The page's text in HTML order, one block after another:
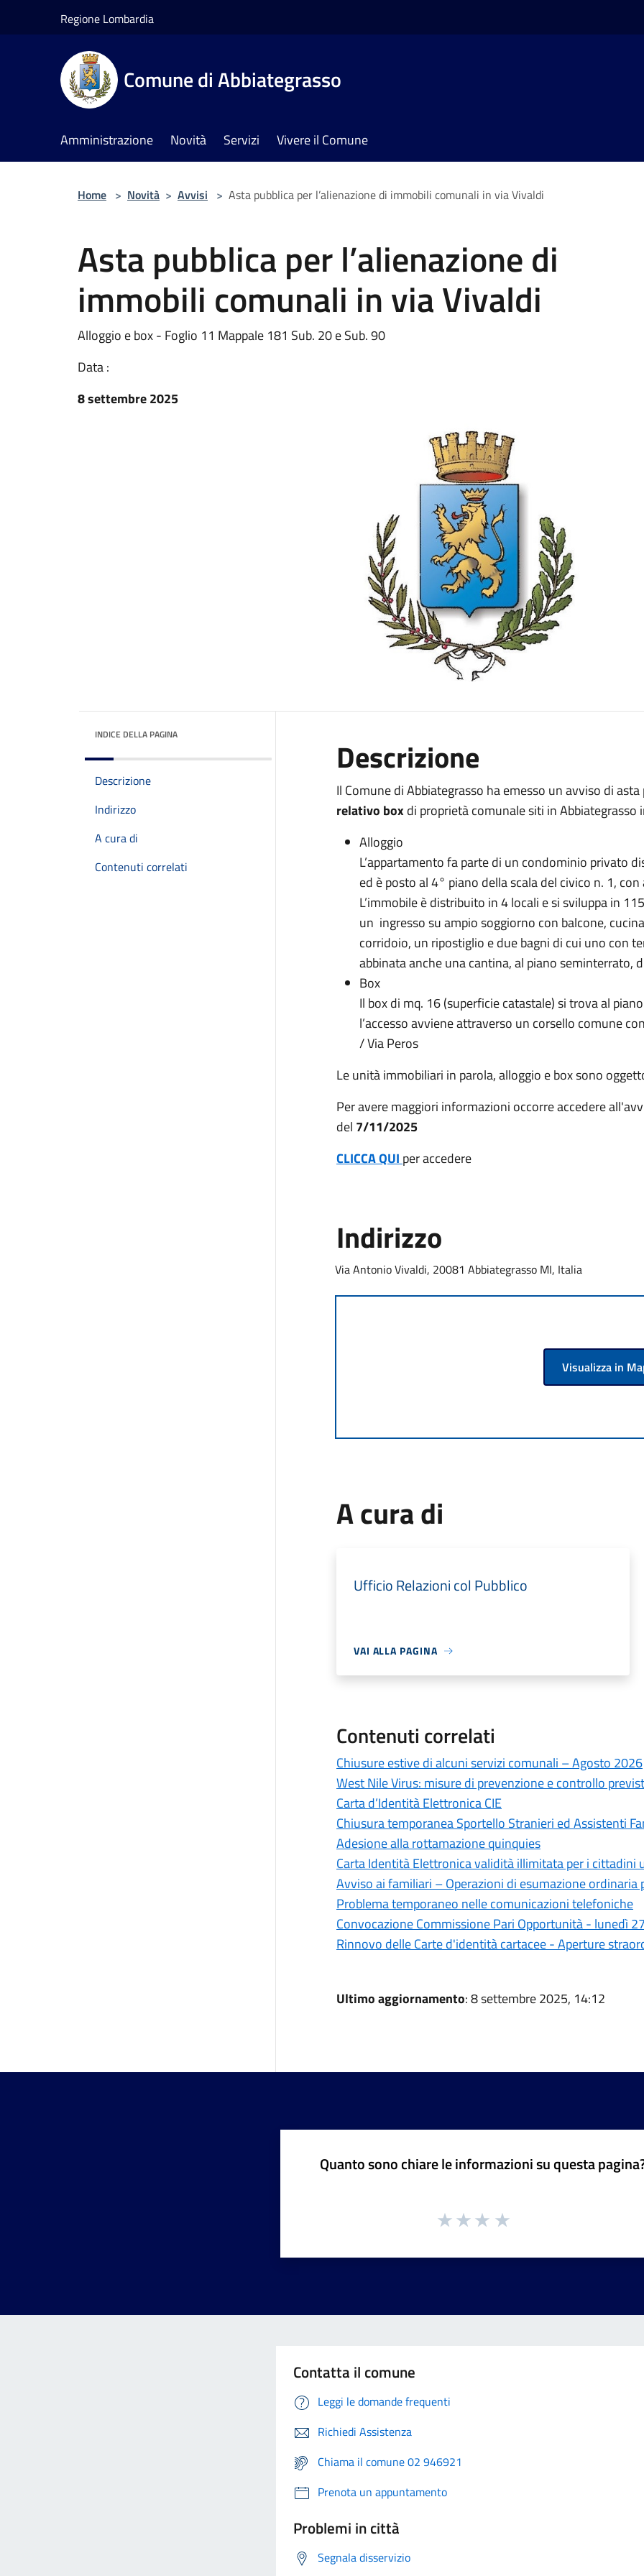
Regione Lombardia
Comune di Abbiategrasso
Amministrazione Novità Servizi Vivere il Comune
Home > Novità > Avvisi > Asta pubblica per l’alienazione di immobili comunali in via Vivaldi
Asta pubblica per l’alienazione di
immobili comunali in via Vivaldi
Alloggio e box - Foglio 11 Mappale 181 Sub. 20 e Sub. 90
Data :
8 settembre 2025
INDICE DELLA PAGINA
Descrizione
Indirizzo
A cura di
Contenuti correlati
Descrizione
Il Comune di Abbiategrasso ha emesso un avviso di
relativo box di proprietà comunale siti in Abbiategrasso
Alloggio
L’appartamento fa parte di un condominio privato
ed è posto al 4° piano della scala del civico n. 1,
L’immobile è distribuito in 4 locali e si sviluppa in
un ingresso su ampio soggiorno con balcone,
corridoio, un ripostiglio e due bagni di cui uno con
abbinata anche una cantina, al piano seminterrato,
Box
Il box di mq. 16 (superficie catastale) si trova al
l’accesso avviene attraverso un corsello comune
/ Via Peros
Le unità immobiliari in parola, alloggio e box sono
Per avere maggiori informazioni occorre accedere
del 7/11/2025
CLICCA QUI per accedere
Indirizzo
Via Antonio Vivaldi, 20081 Abbiategrasso MI, Italia
Visualizza in
A cura di
Ufficio Relazioni col Pubblico
VAI ALLA PAGINA
Contenuti correlati
Chiusure estive di alcuni servizi comunali – Agosto 2026
West Nile Virus: misure di prevenzione e controllo
Carta d’Identità Elettronica CIE
Chiusura temporanea Sportello Stranieri ed Assistenti
Adesione alla rottamazione quinquies
Carta Identità Elettronica validità illimitata per i cittadini
Avviso ai familiari – Operazioni di esumazione ordinaria
Problema temporaneo nelle comunicazioni telefoniche
Convocazione Commissione Pari Opportunità - lunedì
Rinnovo delle Carte d'identità cartacee - Aperture
Ultimo aggiornamento: 8 settembre 2025, 14:12
Quanto sono chiare le informazioni su questa
Contatta il comune
Leggi le domande frequenti
Richiedi Assistenza
Chiama il comune 02 946921
Prenota un appuntamento
Problemi in città
Segnala disservizio